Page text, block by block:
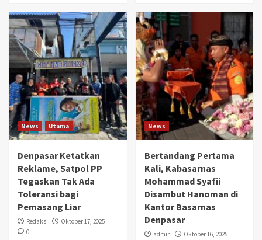
News Utama
Denpasar Ketatkan
Reklame, Satpol PP
Tegaskan Tak Ada
Toleransi bagi
Pemasang Liar
Redaksi
Oktober 17, 2025
0
News
Bertandang Pertama
Kali, Kabasarnas
Mohammad Syafii
Disambut Hanoman di
Kantor Basarnas
Denpasar
admin
Oktober 16, 2025